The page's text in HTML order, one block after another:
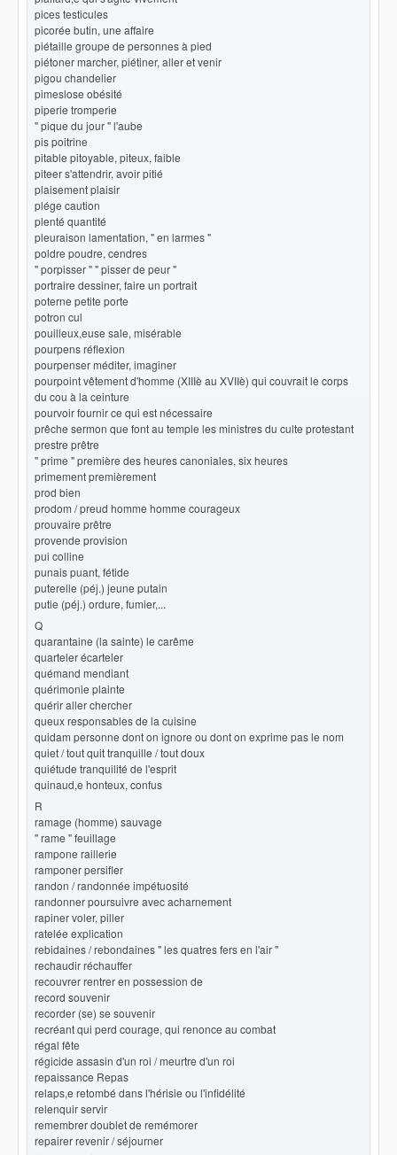
pices testicules
picorée butin, une affaire
piétaille groupe de personnes à pied
piétoner marcher, piétiner, aller et venir
pigou chandelier
pimeslose obésité
piperie tromperie
" pique du jour " l'aube
pis poitrine
pitable pitoyable, piteux, faible
piteer s'attendrir, avoir pitié
plaisement plaisir
plége caution
plenté quantité
pleuraison lamentation, " en larmes "
poldre poudre, cendres
" porpisser " " pisser de peur "
portraire dessiner, faire un portrait
poterne petite porte
potron cul
pouilleux,euse sale, misérable
pourpens réflexion
pourpenser méditer, imaginer
pourpoint vêtement d'homme (XIIIè au XVIIè) qui couvrait le corps
du cou à la ceinture
pourvoir fournir ce qui est nécessaire
prêche sermon que font au temple les ministres du culte protestant
prestre prêtre
" prime " première des heures canoniales, six heures
primement premièrement
prod bien
prodom / preud homme homme courageux
prouvaire prêtre
provende provision
pui colline
punais puant, fétide
puterelle (péj.) jeune putain
putie (péj.) ordure, fumier,...
Q
quarantaine (la sainte) le carême
quarteler écarteler
quémand mendiant
quérimonie plainte
quérir aller chercher
queux responsables de la cuisine
quidam personne dont on ignore ou dont on exprime pas le nom
quiet / tout quit tranquille / tout doux
quiétude tranquilité de l'esprit
quinaud,e honteux, confus
R
ramage (homme) sauvage
" rame " feuillage
rampone raillerie
ramponer persifler
randon / randonnée impétuosité
randonner poursuivre avec acharnement
rapiner voler, piller
ratelée explication
rebidaines / rebondaines " les quatres fers en l'air "
rechaudir réchauffer
recouvrer rentrer en possession de
record souvenir
recorder (se) se souvenir
recréant qui perd courage, qui renonce au combat
régal fête
régicide assasin d'un roi / meurtre d'un roi
repaissance Repas
relaps,e retombé dans l'hérisie ou l'infidélité
relenquir servir
remembrer doublet de remémorer
repairer revenir / séjourner